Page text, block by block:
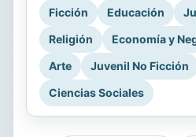
Ficción Educación
Religión
Economía y
Arte
Juvenil No Ficción
Ciencias Sociales